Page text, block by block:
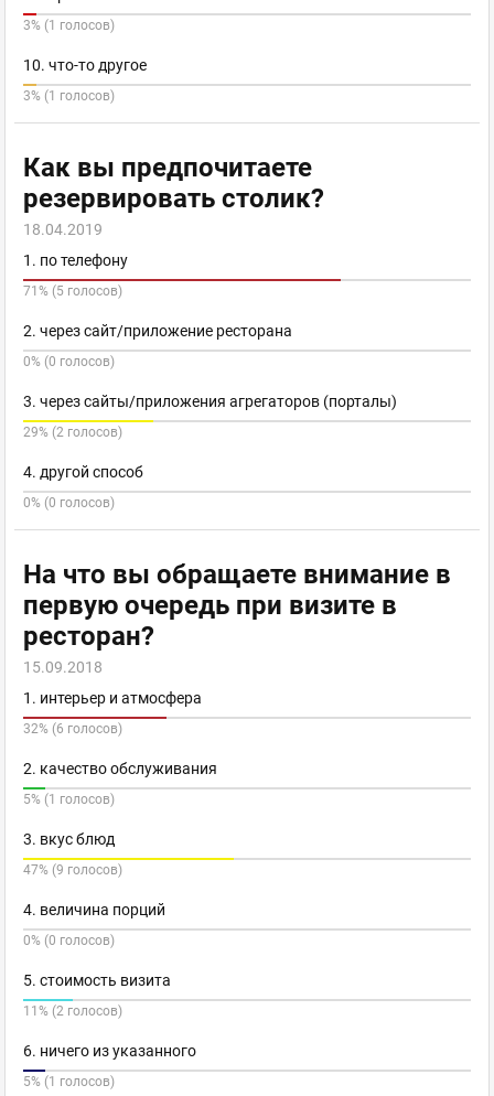
3% (1 голосов)
10. что-то другое
3% (1 голосов)
Как вы предпочитаете
резервировать столик?
18.04.2019
1. по телефону
71% (5 голосов)
2. через сайт/приложение ресторана
0% (0 голосов)
3. через сайты/приложения агрегаторов (порталы)
29% (2 голосов)
4. другой способ
0% (0 голосов)
На что вы обращаете внимание в
первую очередь при визите в
ресторан?
15.09.2018
1. интерьер и атмосфера
32% (6 голосов)
2. качество обслуживания
5% (1 голосов)
3. вкус блюд
47% (9 голосов)
4. величина порций
0% (0 голосов)
5. стоимость визита
11% (2 голосов)
6. ничего из указанного
5% (1 голосов)